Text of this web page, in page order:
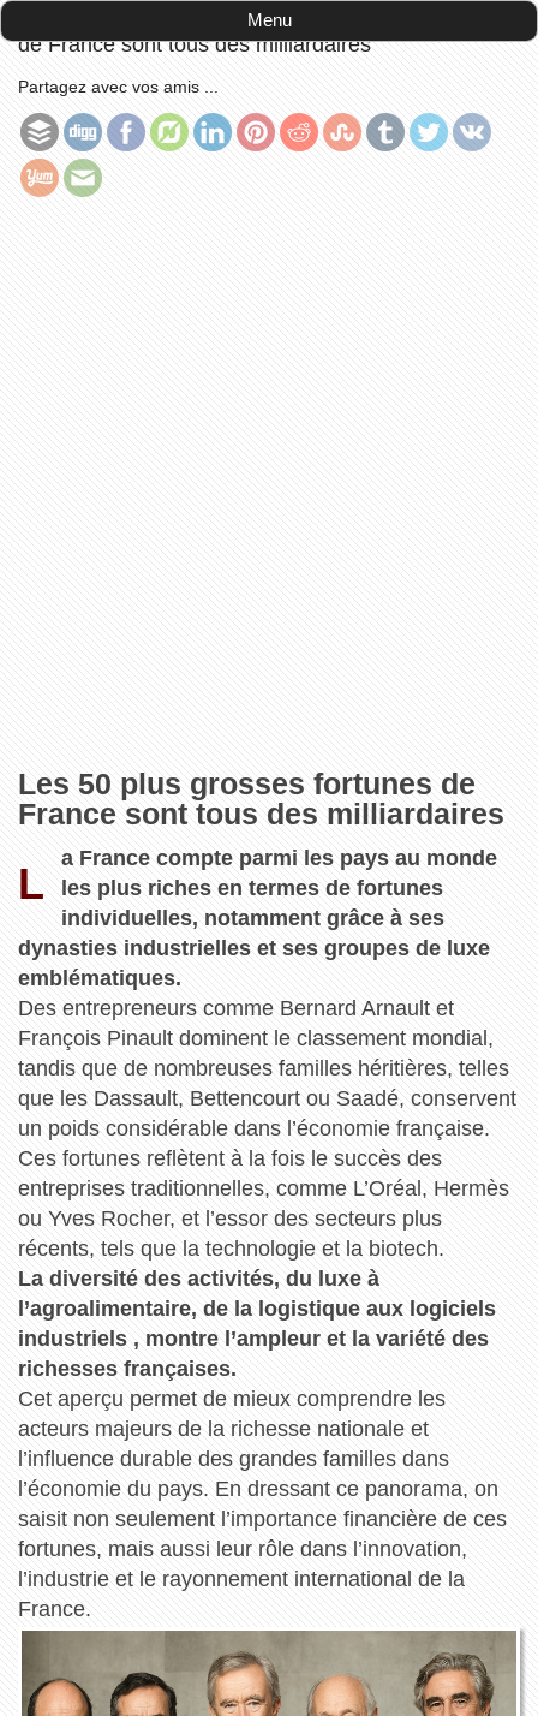
Les 50 plus grosses fortunes
de France sont tous des milliardaires
Partagez avec vos amis ...
Les 50 plus grosses fortunes de
France sont tous des milliardaires
L
a France compte parmi les pays au monde
les plus riches en termes de fortunes
individuelles, notamment grâce à ses
dynasties industrielles et ses groupes de luxe
emblématiques.
Des entrepreneurs comme Bernard Arnault et
François Pinault dominent le classement mondial,
tandis que de nombreuses familles héritières, telles
que les Dassault, Bettencourt ou Saadé, conservent
un poids considérable dans l’économie française.
Ces fortunes reflètent à la fois le succès des
entreprises traditionnelles, comme L’Oréal, Hermès
ou Yves Rocher, et l’essor des secteurs plus
récents, tels que la technologie et la biotech.
La diversité des activités, du luxe à
l’agroalimentaire, de la logistique aux logiciels
industriels , montre l’ampleur et la variété des
richesses françaises.
Cet aperçu permet de mieux comprendre les
acteurs majeurs de la richesse nationale et
l’influence durable des grandes familles dans
l’économie du pays. En dressant ce panorama, on
saisit non seulement l’importance financière de ces
fortunes, mais aussi leur rôle dans l’innovation,
l’industrie et le rayonnement international de la
France.
Menu